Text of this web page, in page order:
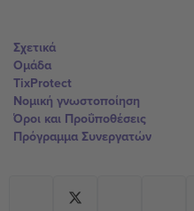
Σχετικά
Ομάδα
TixProtect
Νομική γνωστοποίηση
Όροι και Προΰποθέσεις
Πρόγραμμα Συνεργατών